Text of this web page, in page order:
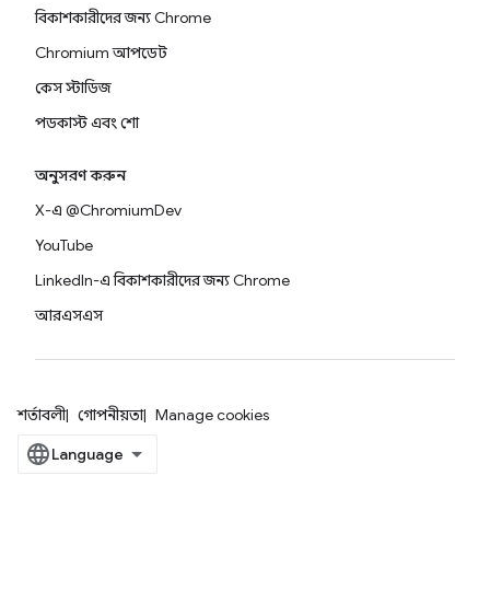
বিকাশকারীদের জন্য Chrome
Chromium আপডেট
কেস স্টাডিজ
পডকাস্ট এবং শো
অনুসরণ করুন
X-এ @ChromiumDev
YouTube
LinkedIn-এ বিকাশকারীদের জন্য Chrome
আরএসএস
শর্তাবলী গোপনীয়তা Manage cookies